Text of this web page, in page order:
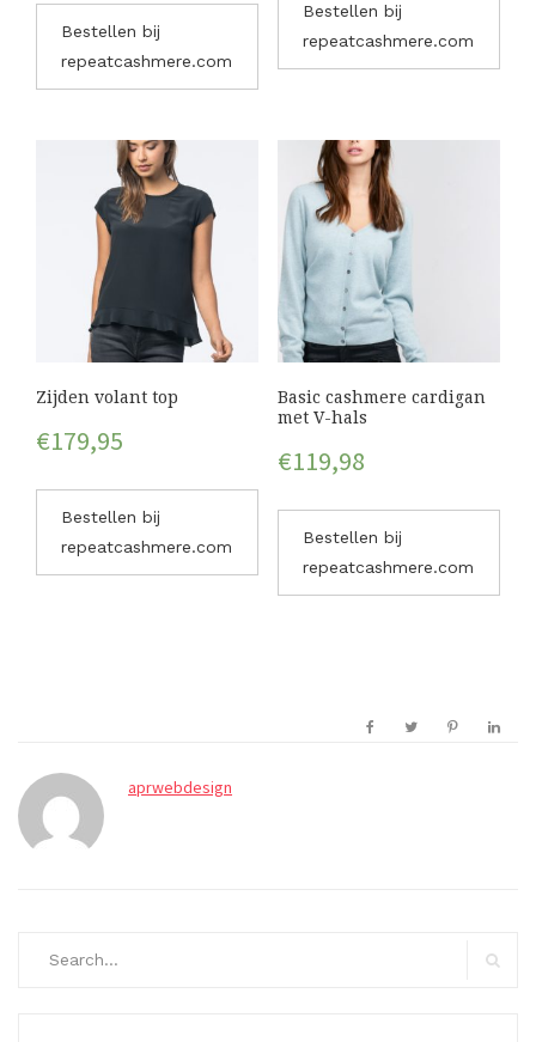
Bestellen bij
repeatcashmere.com
Bestellen bij
repeatcashmere.com
Zijden volant top
€179,95
Bestellen bij
repeatcashmere.com
Basic cashmere cardigan
met V-hals
€119,98
Bestellen bij
repeatcashmere.com
aprwebdesign